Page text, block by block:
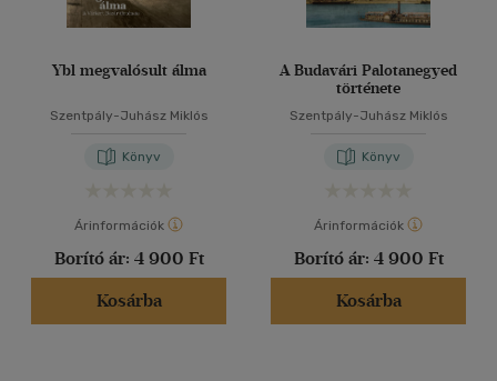
Ybl megvalósult álma
Szentpály-Juhász Miklós
Könyv
Árinformációk
Borító ár: 4 900 Ft
Kosárba
A Budavári Palotanegyed
története
Szentpály-Juhász Miklós
Könyv
Árinformációk
Borító ár: 4 900 Ft
Kosárba